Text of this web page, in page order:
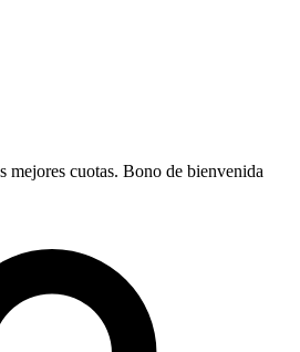
mejores cuotas. Bono de bienvenida